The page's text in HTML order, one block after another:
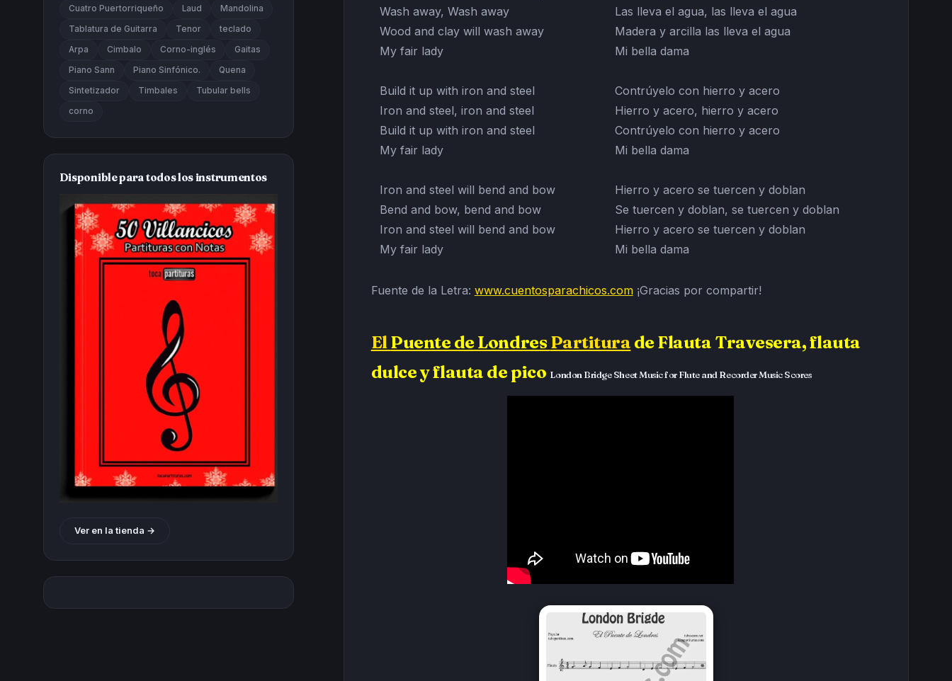
Wash away, Wash away
Wood and clay will wash away
My fair lady
Build it up with iron and steel
Iron and steel, iron and steel
Build it up with iron and steel
My fair lady
Iron and steel will bend and bow
Bend and bow, bend and bow
Iron and steel will bend and bow
My fair lady
Las lleva el agua, las lleva el agua
Madera y arcilla las lleva el agua
Mi bella dama
Contrúyelo con hierro y acero
Hierro y acero, hierro y acero
Contrúyelo con hierro y acero
Mi bella dama
Hierro y acero se tuercen y doblan
Se tuercen y doblan, se tuercen y doblan
Hierro y acero se tuercen y doblan
Mi bella dama
Fuente de la Letra: www.cuentosparachicos.com¡Gracias por compartir!
ElPuente de LondresPartitura de Flauta Travesera, flauta
dulce y flauta de pico London Bridge Sheet Music for Flute and Recorder Music Scores
Cuatro Puertorriqueño Laud Mandolina
Tablatura de Guitarra Tenor teclado
Arpa Cimbalo Corno-inglés Gaitas
Piano Sann Piano Sinfónico. Quena
Sintetizador Timbales Tubular bells
corno
Disponible para todos los instrumentos
Ver en la tienda →